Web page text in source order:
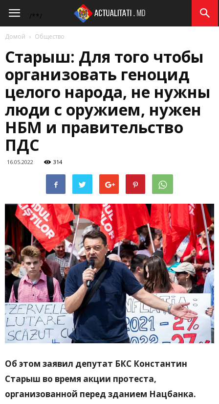
/**/
Actualitati.md
Домой Общество
Старыш: Для того чтобы
организовать геноцид
целого народа, не нужны
люди с оружием, нужен
НБМ и правительство
ПДС
16.05.2022 314
Об этом заявил депутат БКС Константин
Старыш во время акции протеста,
организованной перед зданием Нацбанка.